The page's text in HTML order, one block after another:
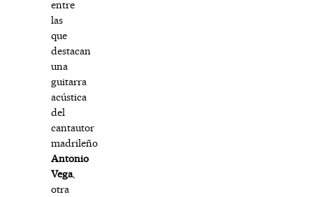
entre
las
que
destacan
una
guitarra
acústica
del
cantautor
madrileño
Antonio
Vega,
otra